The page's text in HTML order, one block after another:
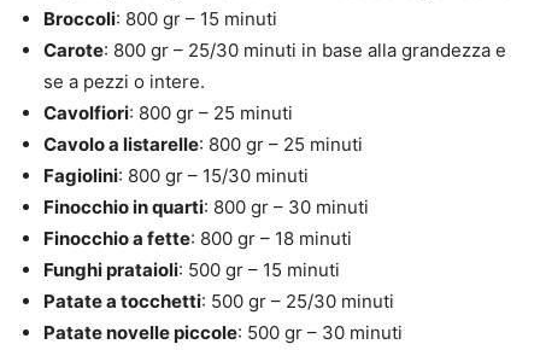
Broccoli: 800 gr – 15 minuti
Carote: 800 gr – 25/30 minuti in base alla grandezza e
se a pezzi o intere.
Cavolfiori: 800 gr – 25 minuti
Cavolo a listarelle: 800 gr – 25 minuti
Fagiolini: 800 gr – 15/30 minuti
Finocchio in quarti: 800 gr – 30 minuti
Finocchio a fette: 800 gr – 18 minuti
Funghi prataioli: 500 gr – 15 minuti
Patate a tocchetti: 500 gr – 25/30 minuti
Patate novelle piccole: 500 gr – 30 minuti